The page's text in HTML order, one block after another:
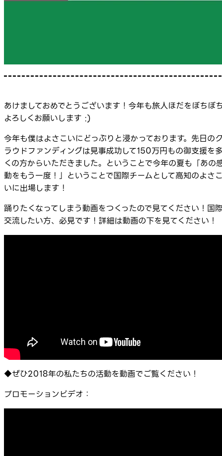
あけましておめでとうございます！今年も旅人ほだをぼちぼ
よろしくお願いします :)
今年も僕はよさこいにどっぷりと浸かっております。先日の
ラウドファンディングは見事成功して150万円もの御支援を
くの方からいただきました。ということで今年の夏も「あの
動をもう一度！」ということで国際チームとして高知のよさ
いに出場します！
踊りたくなってしまう動画をつくったので見てください！国
交流したい方、必見です！詳細は動画の下を見てください！
◆ぜひ2018年の私たちの活動を動画でご覧ください！
プロモーションビデオ：